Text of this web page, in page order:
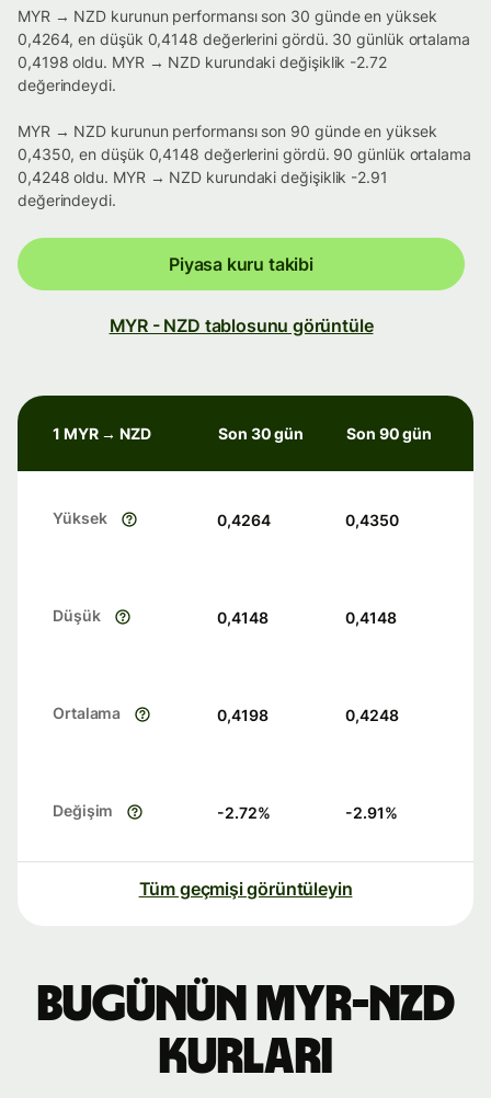
MYR → NZD kurunun performansı son 30 günde en yüksek
0,4264, en düşük 0,4148 değerlerini gördü. 30 günlük ortalama
0,4198 oldu. MYR → NZD kurundaki değişiklik -2.72
değerindeydi.
MYR → NZD kurunun performansı son 90 günde en yüksek
0,4350, en düşük 0,4148 değerlerini gördü. 90 günlük ortalama
0,4248 oldu. MYR → NZD kurundaki değişiklik -2.91
değerindeydi.
Piyasa kuru takibi
MYR - NZD tablosunu görüntüle
1 MYR → NZD Son 30 gün Son 90 gün
Yüksek 0,4264 0,4350
Düşük 0,4148 0,4148
Ortalama 0,4198 0,4248
Değişim -2.72% -2.91%
Tüm geçmişi görüntüleyin
Bugünün MYR-NZD
kurları